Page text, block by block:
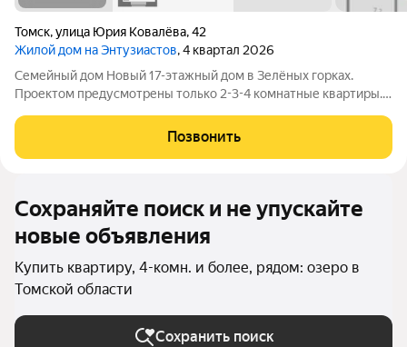
Томск,улица Юрия Ковалёва,42
Жилой дом на Энтузиастов, 4 квартал 2026
Семейный дом Новый 17-этажный дом в Зелёных горках.
Проектом предусмотрены только 2-3-4 комнатные квартиры.
детские сады, школы, магазины, центр водных видов спорта
«Звёздный». Новый подход к
Позвонить
Сохраняйте поиск и не упускайте
новые объявления
Купить квартиру, 4-комн. и более, рядом: озеро в
Томской области
Сохранить поиск